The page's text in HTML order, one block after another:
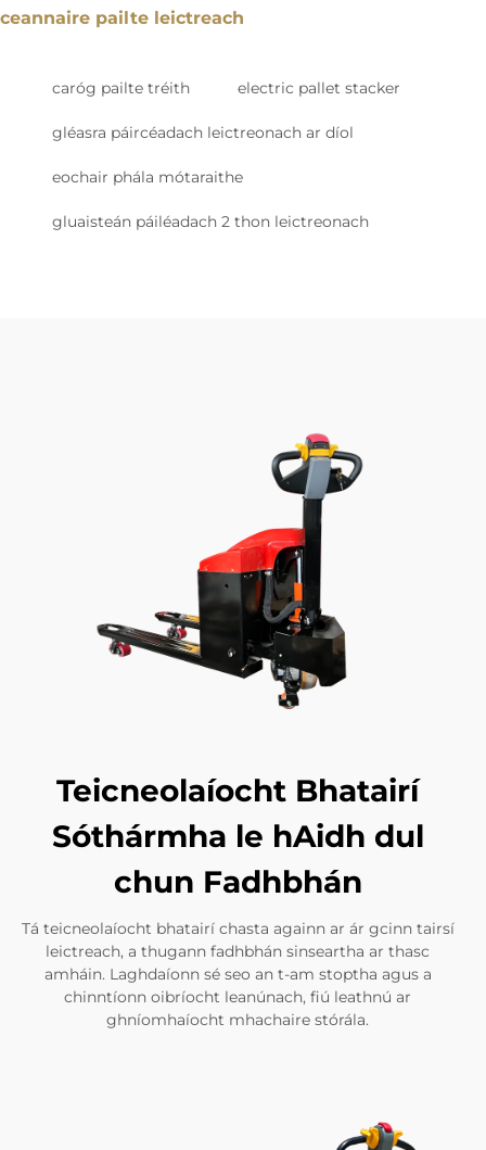
ceannaire pailte leictreach
caróg pailte tréith electric pallet stacker
gléasra páircéadach leictreonach ar díol
eochair phála mótaraithe
gluaisteán páiléadach 2 thon leictreonach
Teicneolaíocht Bhatairí
Sóthármha le hAidh dul
chun Fadhbhán
Tá teicneolaíocht bhatairí chasta againn ar ár gcinn tairsí
leictreach, a thugann fadhbhán sinseartha ar thasc
amháin. Laghdaíonn sé seo an t-am stoptha agus a
chinntíonn oibríocht leanúnach, fiú leathnú ar
ghníomhaíocht mhachaire stórála.